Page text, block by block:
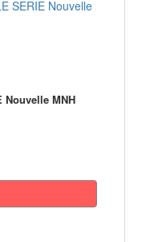
Nouvelle MNH